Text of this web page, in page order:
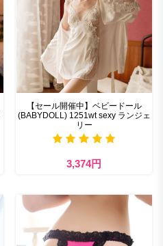
【セール開催中】ベビードール
(BABYDOLL) 1251wt sexy ランジェ
リー
3,374円